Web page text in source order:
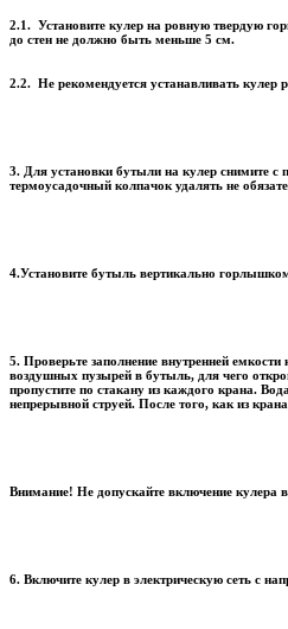
2.1. Установите кулер на ровную твердую
до стен не должно быть меньше 5 см.
2.2. Не рекомендуется устанавливать кулер
3. Для установки бутыли на кулер снимите с
термоусадочный колпачок удалять не
4.Установите бутыль вертикально
5. Проверьте заполнение внутренней
воздушных пузырей в бутыль, для чего
пропустите по стакану из каждого крана.
непрерывной струей. После того, как из
Внимание! Не допускайте включение кулера
6. Включите кулер в электрическую сеть с